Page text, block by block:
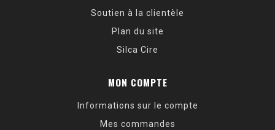
Soutien à la clientèle
Plan du site
Silca Cire
MON COMPTE
Informations sur le compte
Mes commandes